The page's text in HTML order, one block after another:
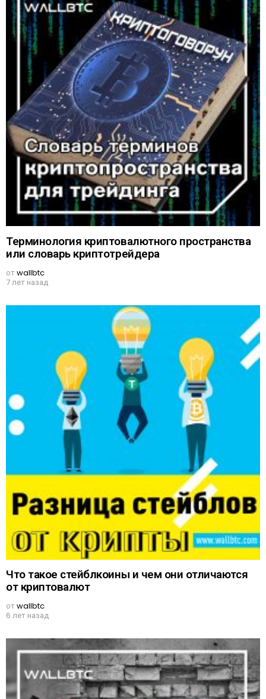
Терминология криптовалютного пространства
или словарь криптотрейдера
отwallbtc
7 лет назад
Что такое стейблкоины и чем они отличаются
от криптовалют
отwallbtc
6 лет назад